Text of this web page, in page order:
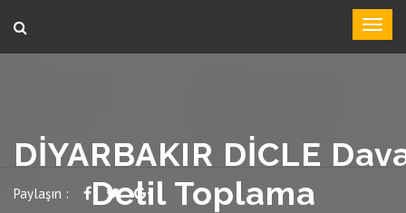
DİYARBAKIR DİCLE
Delil Toplama
Paylaşın :